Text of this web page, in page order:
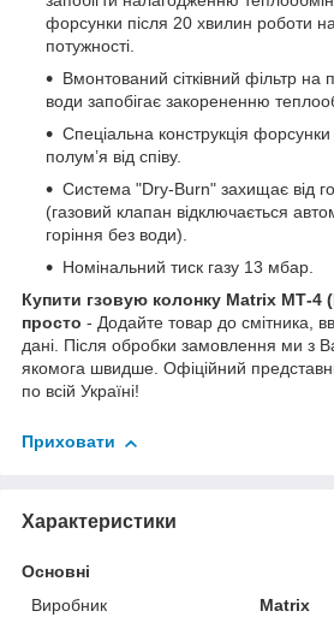
форсунки після 20 хвилин роботи
потужності.
Вмонтований сітківний фільтр на
води запобігає закорененню
Спеціальна конструкція форсунки
полум’я від співу.
Система "Dry-Burn" захищає від
(газовий клапан відключається
горіння без води).
Номінальний тиск газу 13 мбар.
Купити гзовую колонку Matrix МТ-4
просто - Додайте товар до смітника,
дані. Після обробки замовлення ми з
якомога швидше. Офіційний
по всій Україні!
Приховати
Характеристики
Основні
Виробник
Matrix